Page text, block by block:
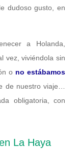
dudoso gusto, en
a Holanda,
vez, viviéndola sin
o no estábamos
de nuestro viaje…
obligatoria, con
La Haya